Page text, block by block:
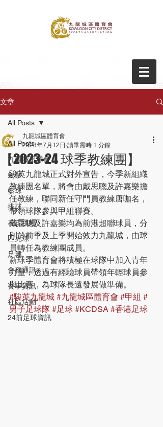
文章
All Posts
九龍城足球會
劍擊
籃球
排球
花式跳繩
匹克球
足毽
會務通訊
賽事資訊
社區活動
24前足球資訊
All Posts
【2023-24 球季教練團】
九龍城區體育會
2023年7月12日 讀畢需時 1 分鐘
駿英九龍城正式對外宣告，今季新組織
教練團名單，將會由戴思聰及許嘉樂擔
任教練，聯同新任守門員教練唐咖名，
帶領球隊參與甲組聯賽。
戴思聰及許嘉樂均為前港超聯球員，分
別於前季及上季開始效力九龍城，由球
員轉任為教練團成員。
新球季體育會將積極在球隊中加入青年
力量，透過有經驗球員帶領年輕球員參
與比賽，為球隊長遠發展做準備。
#駿英九龍城 #九龍城區體育會 #甲組 #
男子足球隊 #足球 #KCDSA #香港足球